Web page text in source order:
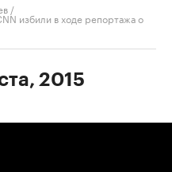
/
избили в ходе репортажа о
2015